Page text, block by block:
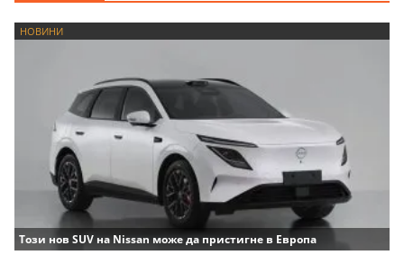
НОВИНИ
Този нов SUV на Nissan може да пристигне в Европа